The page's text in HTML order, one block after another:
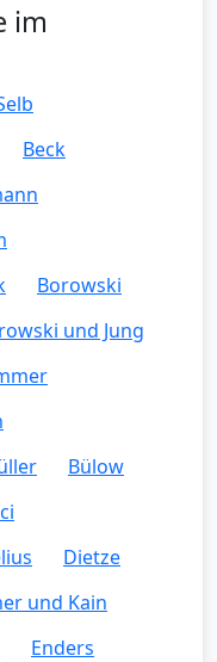
im
Beck
Borowski
und Jung
Bülow
Dietze
und Kain
Enders